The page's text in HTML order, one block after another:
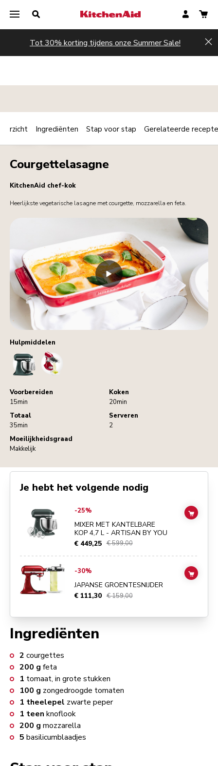
Tot 30% korting tijdens onze Summer Sale!
Hulpmiddelen
StandMixerSheetCutter
Voorbereiden
15min
Koken
20min
Totaal
35min
Serveren
2
Moeilijkheidsgraad
Makkelijk
PASTA VEGETARIAN Print
Share
Courgettelasagne
KitchenAid chef-kok
Heerlijkste vegetarische lasagne met courgette, mozzarella en feta.
Ingrediënten Stap voor stap Gerelateerde
Ingrediënten
2 courgettes
200 g feta
1 tomaat, in grote stukken
100 g zongedroogde tomaten
1 theelepel zwarte peper
1 teen knoflook
200 g mozzarella
5 basilicumblaadjes
Je hebt het volgende nodig
Go toMIXER MET KANTELBARE KOP 4,7 L - ARTISAN BY YOU
-25%
MIXER MET KANTELBARE
KOP 4,7 L - ARTISAN BY YOU
€ 449,25 € 599,00
ADD
Go toJAPANSE GROENTESNIJDER
-30%
JAPANSE GROENTESNIJDER
€ 111,30 € 159,00
ADD